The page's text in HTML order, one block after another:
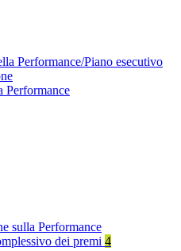
Performance/Piano esecutivo
Performance
sulla Performance
dei premi 4